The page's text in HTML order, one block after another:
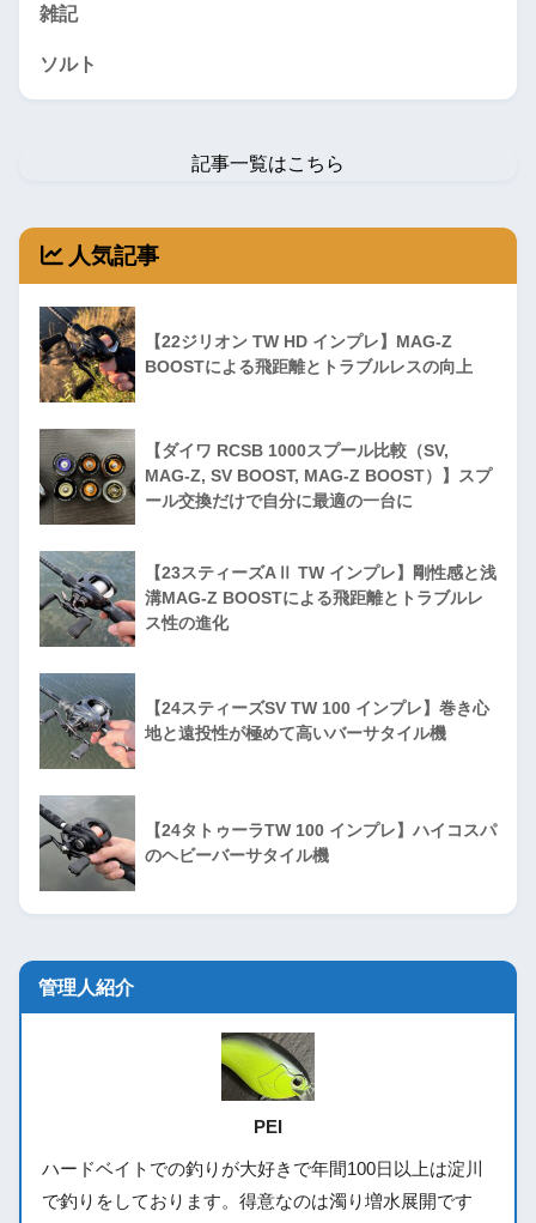
雑記
ソルト
記事一覧はこちら
人気記事
【22ジリオン TW HD インプレ】MAG-Z
BOOSTによる飛距離とトラブルレスの向上
【ダイワ RCSB 1000スプール比較（SV,
MAG-Z, SV BOOST, MAG-Z BOOST）】スプ
ール交換だけで自分に最適の一台に
【23スティーズAⅡ TW インプレ】剛性感と浅
溝MAG-Z BOOSTによる飛距離とトラブルレ
ス性の進化
【24スティーズSV TW 100 インプレ】巻き心
地と遠投性が極めて高いバーサタイル機
【24タトゥーラTW 100 インプレ】ハイコスパ
のヘビーバーサタイル機
管理人紹介
PEI
ハードベイトでの釣りが大好きで年間100日以上は淀川
で釣りをしております。得意なのは濁り増水展開です